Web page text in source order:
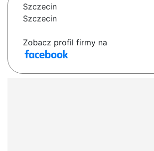
Szczecin
Szczecin
Zobacz profil firmy na